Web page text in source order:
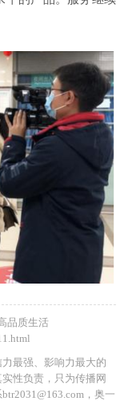
品质生活
最强、影响力最大的
性负责，只为传播网
，奥一